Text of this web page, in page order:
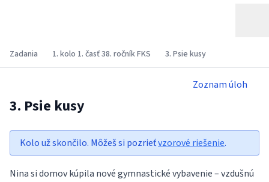
Zadania 1. kolo 1. časť 38. ročník FKS 3. Psie kusy
Zoznam úloh
3. Psie kusy
Kolo už skončilo. Môžeš si pozrieťvzorové riešenie.
Nina si domov kúpila nové gymnastické vybavenie – vzdušnú